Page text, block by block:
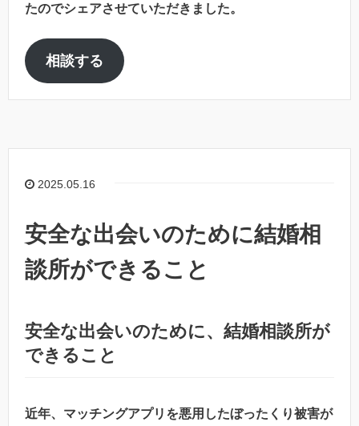
たのでシェアさせていただきました。
相談する
2025.05.16
安全な出会いのために結婚相
談所ができること
安全な出会いのために、結婚相談所が
できること
近年、マッチングアプリを悪用したぼったくり被害が